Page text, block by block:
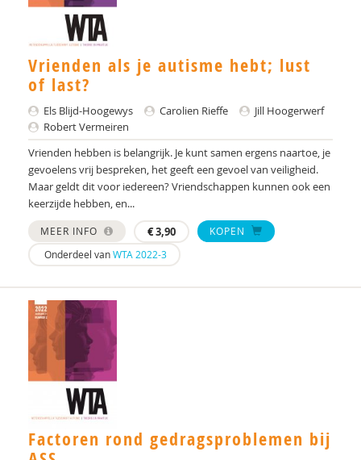
Dhr. dr. J. Heijmens Visser
prof. dr. Rutger-Jan van der Gaag
Prof. Dr. Susan M. Bögels
Mw. drs. S. Nonhebel
Mw. Drs. S.G.M. Wouters
Jorieke Duvekot
Annette E. Bonebakker
Mohsen Edrisi
Drs. Francisca J.A. van Steensel
Yke Frankena
Anne G. Lever
Ank Goosen
Lode Gouwkens
Vrienden als je autisme hebt; lust
of last?
Els Blijd-Hoogewys Carolien Rieffe
Jill Hoogerwerf
Robert Vermeiren
Vrienden hebben is belangrijk. Je kunt samen ergens naartoe, je
gevoelens vrij bespreken, het geeft een gevoel van veiligheid.
Maar geldt dit voor iedereen? Vriendschappen kunnen ook een
keerzijde hebben, en...
MEER INFO €3,90
KOPEN
Onderdeel vanWTA 2022-3
Factoren rond gedragsproblemen bij